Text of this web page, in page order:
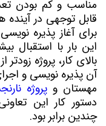
مناسب و کم بودن
قابل توجهی در آینده
برای آغاز پذیره
این بار با استقبال
بالای کار، پروژه
آن پذیره نویسی و
مهستان و پروژه
دستور کار این
چندین برابر بود.